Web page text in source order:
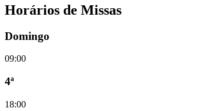
Horários de Missas
Domingo
09:00
4ª
18:00